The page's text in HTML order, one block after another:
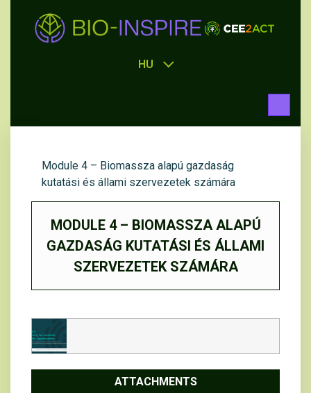
HU
Module 4 – Biomassza alapú gazdaság
kutatási és állami szervezetek számára
MODULE 4 – BIOMASSZA ALAPÚ
GAZDASÁG KUTATÁSI ÉS ÁLLAMI
SZERVEZETEK SZÁMÁRA
ATTACHMENTS